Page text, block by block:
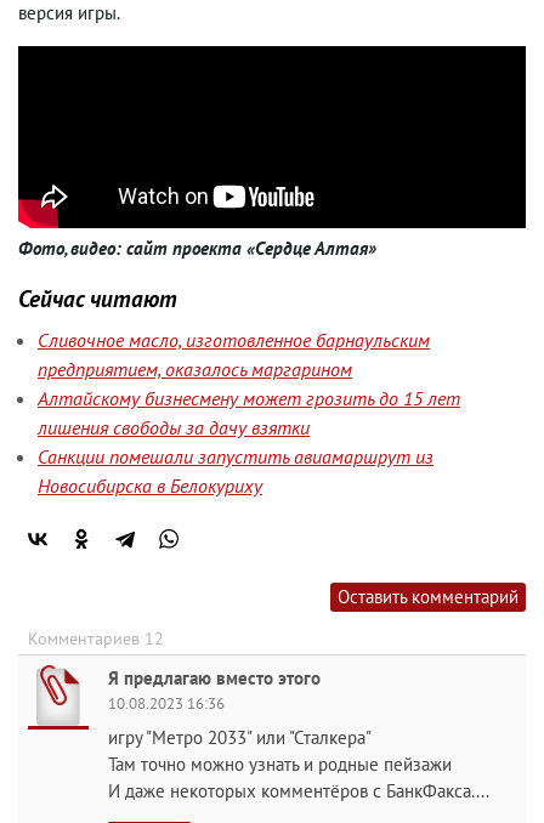
версия игры.
Фото, видео: сайт проекта «Сердце Алтая»
Сейчас читают
Сливочное масло, изготовленное барнаульским
предприятием, оказалось маргарином
Алтайскому бизнесмену может грозить до 15 лет
лишения свободы за дачу взятки
Санкции помешали запустить авиамаршрут из
Новосибирска в Белокуриху
Оставить комментарий
Комментариев 12
Я предлагаю вместо этого
10.08.2023 16:36
игру "Метро 2033" или "Сталкера"
Там точно можно узнать и родные пейзажи
И даже некоторых комментёров с БанкФакса....